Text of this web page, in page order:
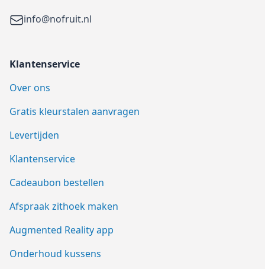
Emailinfo@nofruit.nl
Klantenservice
Over ons
Gratis kleurstalen aanvragen
Levertijden
Klantenservice
Cadeaubon bestellen
Afspraak zithoek maken
Augmented Reality app
Onderhoud kussens